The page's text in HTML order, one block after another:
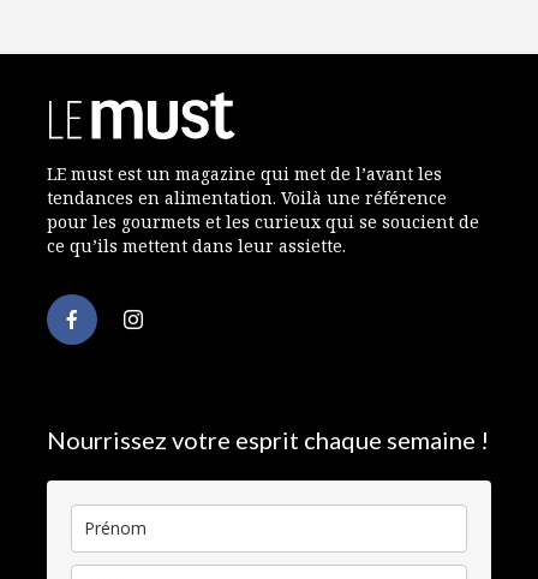
LE must est un magazine qui met de l’avant les
tendances en alimentation. Voilà une référence
pour les gourmets et les curieux qui se soucient de
ce qu’ils mettent dans leur assiette.
Nourrissez votre esprit chaque semaine !